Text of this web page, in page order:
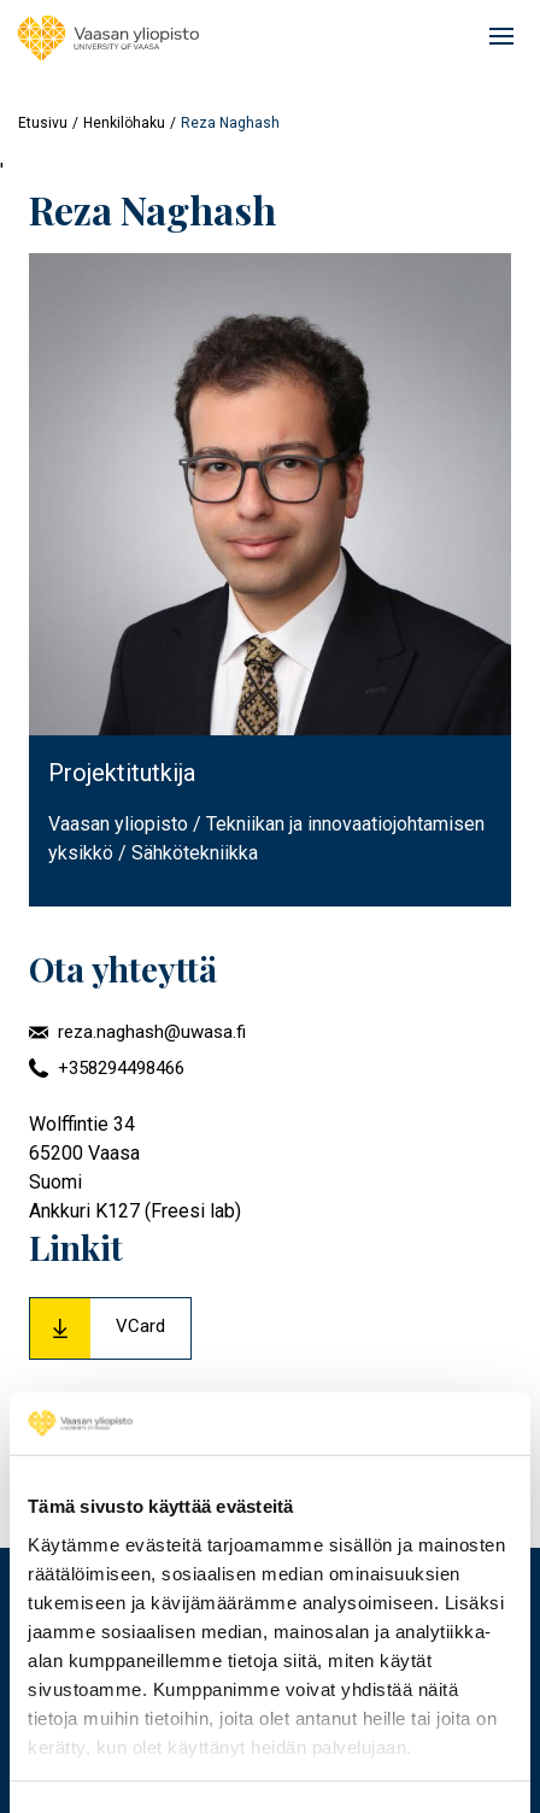
Tämä sivusto käyttää evästeitä
Käytämme evästeitä tarjoamamme sisällön ja mainosten
räätälöimiseen, sosiaalisen median ominaisuuksien
tukemiseen ja kävijämäärämme analysoimiseen. Lisäksi
jaamme sosiaalisen median, mainosalan ja analytiikka-
alan kumppaneillemme tietoja siitä, miten käytät
sivustoamme. Kumppanimme voivat yhdistää näitä
tietoja muihin tietoihin, joita olet antanut heille tai joita on
kerätty, kun olet käyttänyt heidän palvelujaan.
Etusivu Henkilöhaku Reza Naghash
'
Reza Naghash
Projektitutkija
Vaasan yliopisto / Tekniikan ja innovaatiojohtamisen
yksikkö / Sähkötekniikka
Ota yhteyttä
reza.naghash@uwasa.fi
+358294498466
Wolffintie 34
65200 Vaasa
Suomi
Ankkuri K127 (Freesi lab)
Linkit
VCard